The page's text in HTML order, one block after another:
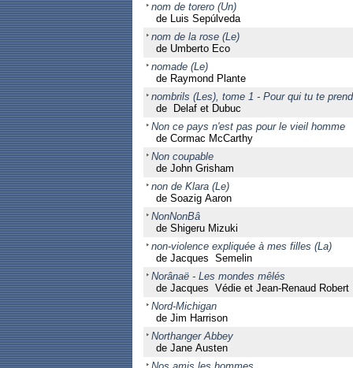
nom de torero (Un)
de Luis Sepúlveda
nom de la rose (Le)
de Umberto Eco
nomade (Le)
de Raymond Plante
nombrils (Les), tome 1 - Pour qui tu te
de Delaf et Dubuc
Non ce pays n'est pas pour le vieil homme
de Cormac McCarthy
Non coupable
de John Grisham
non de Klara (Le)
de Soazig Aaron
NonNonBâ
de Shigeru Mizuki
non-violence expliquée à mes filles (La)
de Jacques Semelin
Norânaë - Les mondes mêlés
de Jacques Védie et Jean-Renaud Robert
Nord-Michigan
de Jim Harrison
Northanger Abbey
de Jane Austen